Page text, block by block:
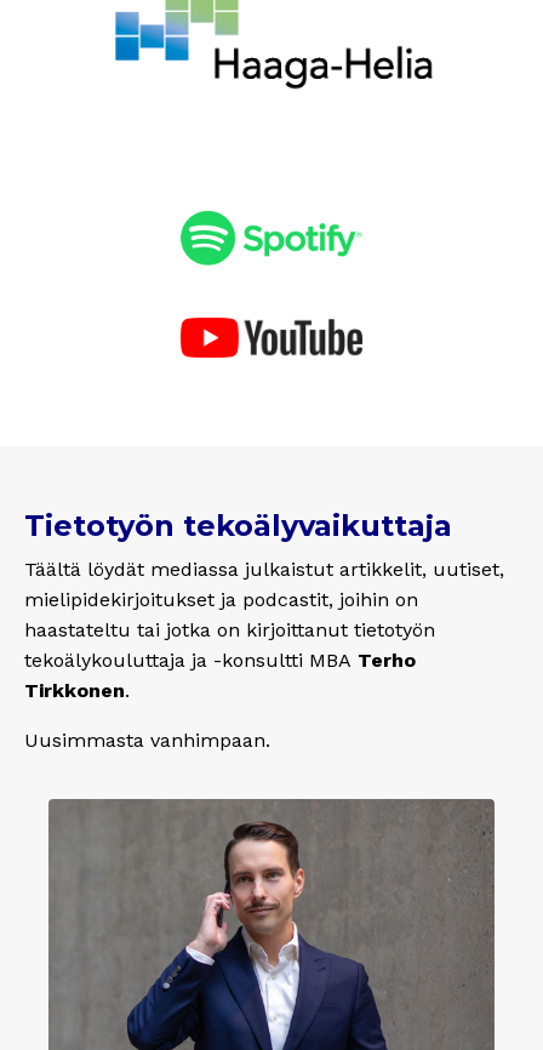
Tietotyön tekoälyvaikuttaja
Täältä löydät mediassa julkaistut artikkelit, uutiset,
mielipidekirjoitukset ja podcastit, joihin on
haastateltu tai jotka on kirjoittanut tietotyön
tekoälykouluttaja ja -konsultti MBA Terho
Tirkkonen.
Uusimmasta vanhimpaan.